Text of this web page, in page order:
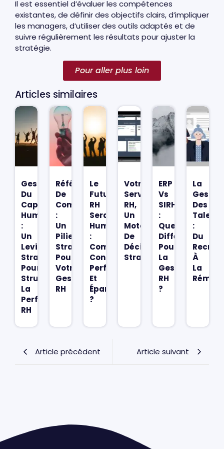
Il est essentiel d’évaluer les compétences
existantes, de définir des objectifs clairs, d’impliquer
les managers, d’utiliser des outils adaptés et de
suivre régulièrement les résultats pour ajuster la
stratégie.
Pour aller plus loin
Articles similaires
Gestion
Du
Capital
Humain
:
Un
Levier
Stratégique
Pour
Structurer
La
Performance
RH
Référentiel
De
Compétences
:
Un
Pilier
Stratégique
Pour
Votre
Gestion
RH
Le
Futur
RH
Sera
Humain
:
Comment
Concilier
Performance
Et
Épanouissement
?
Votre
Service
RH,
Un
Moteur
De
Décision
Stratégique
ERP
Vs
SIRH
:
Quelles
Différences
Pour
La
Gestion
RH
?
La
Des
Talents
:
Du
À
La
Article précédent Article suivant